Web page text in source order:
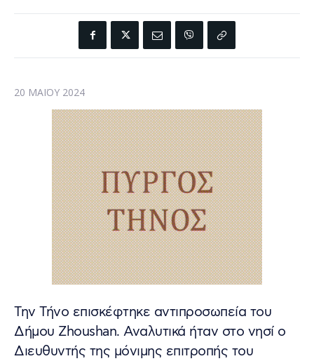
20 ΜΑΪ́ΟΥ 2024
Την Τήνο επισκέφτηκε αντιπροσωπεία του
Δήμου Zhoushan. Αναλυτικά ήταν στο νησί ο
Διευθυντής της μόνιμης επιτροπής του